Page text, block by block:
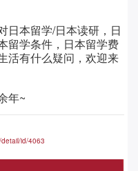
日本留学/日本读研，日
留学条件，日本留学费
活有什么疑问，欢迎来
年~
id/4063